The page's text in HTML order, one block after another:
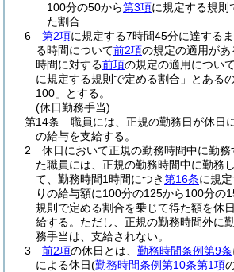
100分の50から第3項に規定する規則
た割合
6
第2項に規定する7時間45分に達する
る時間について前2項の規定の適用が
時間に対する前項の規定の適用について
に規定する規則で定める割合」とある
100」とする。
(休日勤務手当)
第14条
職員には、正規の勤務日が休日
の給与を支給する。
2
休日において正規の勤務時間中に勤
た職員には、正規の勤務時間中に勤務
て、勤務時間1時間につき第16条に規
りの給与額に100分の125から100分の
規則で定める割合を乗じて得た額を休
給する。 ただし、正規の勤務時間外に
務手当は、支給されない。
3
前2項の休日とは、 勤務時間条例第9条
による休日(勤務時間条例第10条第1項